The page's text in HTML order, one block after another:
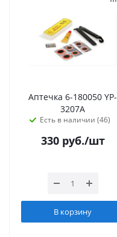
Аптечка 6-180050 YP-
3207A
Есть в наличии (46)
330руб./шт
В корзину